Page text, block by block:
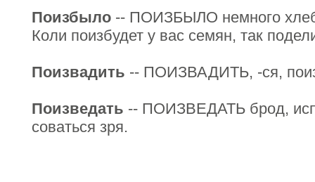
Поизбыло -- ПОИЗБЫЛО немного
Коли поизбудет у вас семян, так
Поизвадить -- ПОИЗВАДИТЬ, -ся,
Поизведать -- ПОИЗВЕДАТЬ брод,
соваться зря.